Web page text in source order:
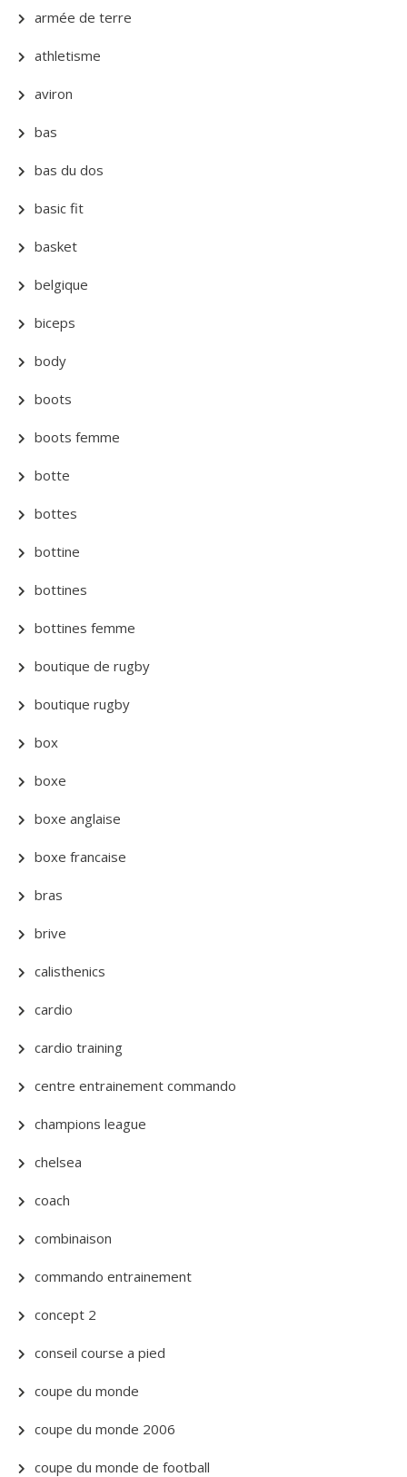
armée de terre
athletisme
aviron
bas
bas du dos
basic fit
basket
belgique
biceps
body
boots
boots femme
botte
bottes
bottine
bottines
bottines femme
boutique de rugby
boutique rugby
box
boxe
boxe anglaise
boxe francaise
bras
brive
calisthenics
cardio
cardio training
centre entrainement commando
champions league
chelsea
coach
combinaison
commando entrainement
concept 2
conseil course a pied
coupe du monde
coupe du monde 2006
coupe du monde de football